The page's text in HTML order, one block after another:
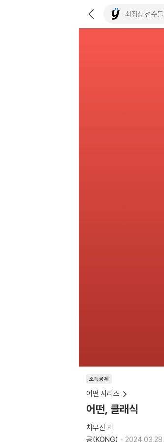
소득공제
어떤 시리즈
어떤, 클래식
차무진 저
공(KONG)
2024.03.28.